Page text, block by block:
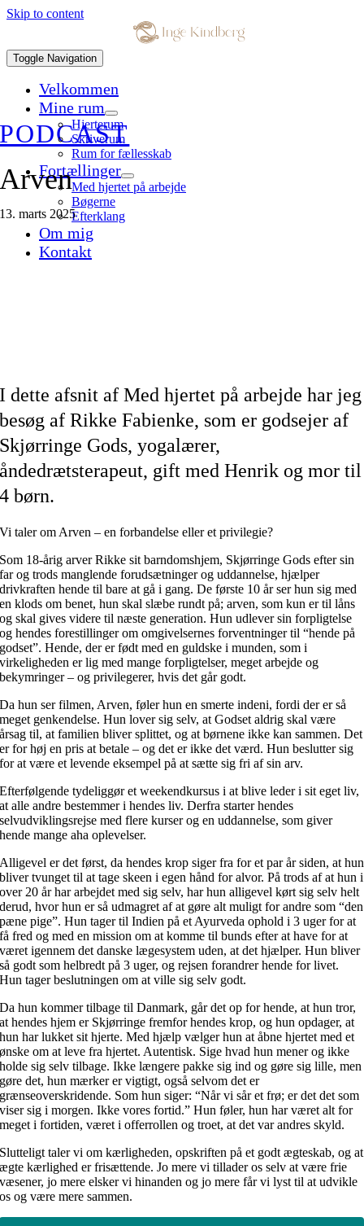
Skip to content
Toggle Navigation
Velkommen
Mine rum
Hjerterum
Skriverum
Rum for fællesskab
Fortællinger
Med hjertet på arbejde
Bøgerne
Efterklang
Om mig
Kontakt
PODCAST
Arven
13. marts 2025
I dette afsnit af Med hjertet på arbejde har jeg
besøg af Rikke Fabienke, som er godsejer af
Skjørringe Gods, yogalærer,
åndedrætsterapeut, gift med Henrik og mor til
4 børn.
Vi taler om Arven – en forbandelse eller et privilegie?
Som 18-årig arver Rikke sit barndomshjem, Skjørringe Gods efter sin
far og trods manglende forudsætninger og uddannelse, hjælper
drivkraften hende til bare at gå i gang. De første 10 år ser hun sig med
en klods om benet, hun skal slæbe rundt på; arven, som kun er til låns
og skal gives videre til næste generation. Hun udlever sin forpligtelse
og hendes forestillinger om omgivelsernes forventninger til “hende på
godset”. Hende, der er født med en guldske i munden, som i
virkeligheden er lig med mange forpligtelser, meget arbejde og
bekymringer – og privilegerer, hvis det går godt.
Da hun ser filmen, Arven, føler hun en smerte indeni, fordi der er så
meget genkendelse. Hun lover sig selv, at Godset aldrig skal være
årsag til, at familien bliver splittet, og at børnene ikke kan sammen. Det
er for høj en pris at betale – og det er ikke det værd. Hun beslutter sig
for at være et levende eksempel på at sætte sig fri af sin arv.
Efterfølgende tydeliggør et weekendkursus i at blive leder i sit eget liv,
at alle andre bestemmer i hendes liv. Derfra starter hendes
selvudviklingsrejse med flere kurser og en uddannelse, som giver
hende mange aha oplevelser.
Alligevel er det først, da hendes krop siger fra for et par år siden, at hun
bliver tvunget til at tage skeen i egen hånd for alvor. På trods af at hun i
over 20 år har arbejdet med sig selv, har hun alligevel kørt sig selv helt
derud, hvor hun er så udmagret af at gøre alt muligt for andre som “den
pæne pige”. Hun tager til Indien på et Ayurveda ophold i 3 uger for at
få fred og med en mission om at komme til bunds efter at have for at
været igennem det danske lægesystem uden, at det hjælper. Hun bliver
så godt som helbredt på 3 uger, og rejsen forandrer hende for livet.
Hun tager beslutningen om at ville sig selv godt.
Da hun kommer tilbage til Danmark, går det op for hende, at hun tror,
at hendes hjem er Skjørringe fremfor hendes krop, og hun opdager, at
hun har lukket sit hjerte. Med hjælp vælger hun at åbne hjertet med et
ønske om at leve fra hjertet. Autentisk. Sige hvad hun mener og ikke
holde sig selv tilbage. Ikke længere pakke sig ind og gøre sig lille, men
gøre det, hun mærker er vigtigt, også selvom det er
grænseoverskridende. Som hun siger: “Når vi sår et frø; er det det som
viser sig i morgen. Ikke vores fortid.” Hun føler, hun har været alt for
meget i fortiden, været i offerrollen og troet, at det var andres skyld.
Slutteligt taler vi om kærligheden, opskriften på et godt ægteskab, og at
ægte kærlighed er frisættende. Jo mere vi tillader os selv at være frie
væsener, jo mere elsker vi hinanden og jo mere får vi lyst til at udvikle
os og være mere sammen.